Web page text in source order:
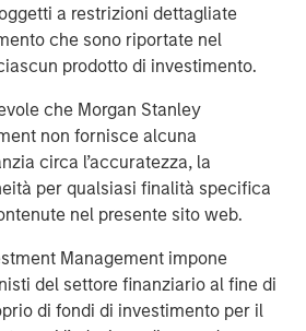
a restrizioni dettagliate
che sono riportate nel
prodotto di investimento.
che Morgan Stanley
non fornisce alcuna
circa l’accuratezza, la
per qualsiasi finalità specifica
nel presente sito web.
Management impone
del settore finanziario al fine di
di fondi di investimento per il
for investment decisions.
say that the diversity of
organization has a policy that
as part of an ESG
making investment decisions
off presents a hurdle.
agree that they must choose